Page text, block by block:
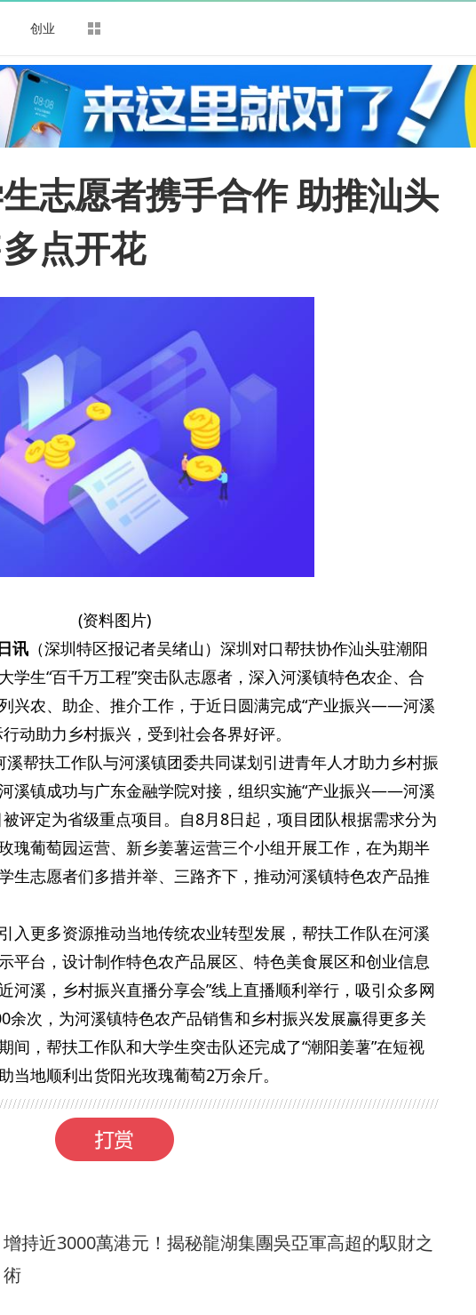
创业
志愿者携手合作 助推汕头
点开花
(资料图片)
讯 （深圳特区报记者吴绪山）深圳对口帮扶协作汕头驻潮阳
学生“百千万工程”突击队志愿者，深入河溪镇特色农企、合
兴农、助企、推介工作，于近日圆满完成“产业振兴——河溪
动助力乡村振兴，受到社会各界好评。
帮扶工作队与河溪镇团委共同谋划引进青年人才助力乡村振
溪镇成功与广东金融学院对接，组织实施“产业振兴——河溪
评定为省级重点项目。自8月8日起，项目团队根据需求分为
瑰葡萄园运营、新乡姜薯运营三个小组开展工作，在为期半
生志愿者们多措并举、三路齐下，推动河溪镇特色农产品推
入更多资源推动当地传统农业转型发展，帮扶工作队在河溪
平台，设计制作特色农产品展区、特色美食展区和创业信息
河溪，乡村振兴直播分享会”线上直播顺利举行，吸引众多网
余次，为河溪镇特色农产品销售和乡村振兴发展赢得更多关
间，帮扶工作队和大学生突击队还完成了“潮阳姜薯”在短视
当地顺利出货阳光玫瑰葡萄2万余斤。
增持近3000萬港元！揭秘龍湖集團吳亞軍高超的馭財之
術